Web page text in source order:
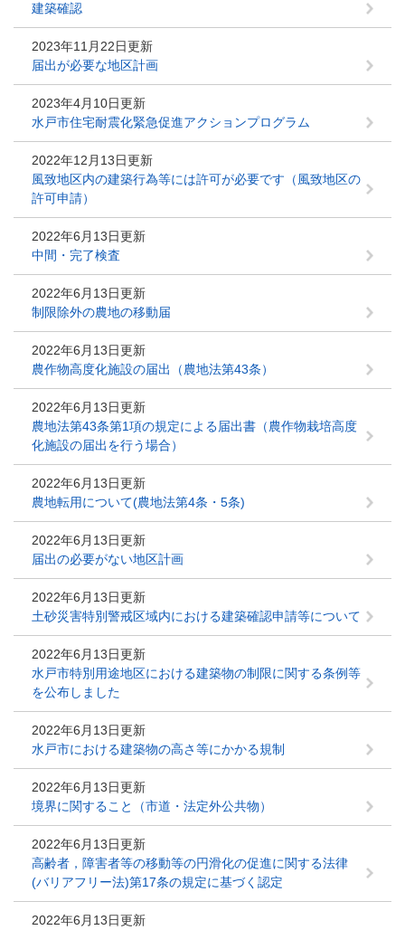
建築確認
2023年11月22日更新
届出が必要な地区計画
2023年4月10日更新
水戸市住宅耐震化緊急促進アクションプログラム
2022年12月13日更新
風致地区内の建築行為等には許可が必要です（風致地区の
許可申請）
2022年6月13日更新
中間・完了検査
2022年6月13日更新
制限除外の農地の移動届
2022年6月13日更新
農作物高度化施設の届出（農地法第43条）
2022年6月13日更新
農地法第43条第1項の規定による届出書（農作物栽培高度
化施設の届出を行う場合）
2022年6月13日更新
農地転用について(農地法第4条・5条)
2022年6月13日更新
届出の必要がない地区計画
2022年6月13日更新
土砂災害特別警戒区域内における建築確認申請等について
2022年6月13日更新
水戸市特別用途地区における建築物の制限に関する条例等
を公布しました
2022年6月13日更新
水戸市における建築物の高さ等にかかる規制
2022年6月13日更新
境界に関すること（市道・法定外公共物）
2022年6月13日更新
高齢者，障害者等の移動等の円滑化の促進に関する法律
(バリアフリー法)第17条の規定に基づく認定
2022年6月13日更新